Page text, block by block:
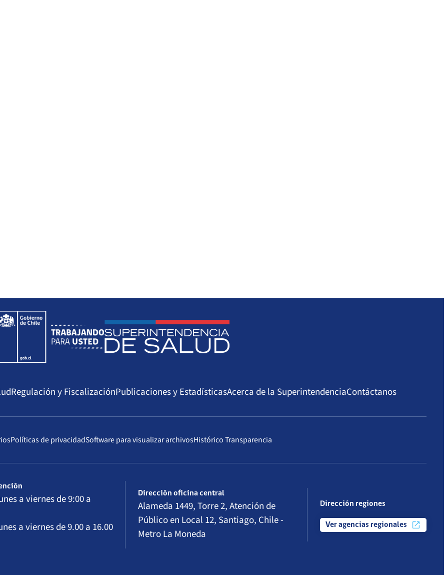
Regulación y FiscalizaciónPublicaciones y EstadísticasAcerca de la SuperintendenciaContáctanos
Políticas de privacidadSoftware para visualizar archivosHistórico Transparencia
a viernes de 9:00 a
a viernes de 9.00 a 16.00
Dirección oficina central
Alameda 1449, Torre 2, Atención de
Público en Local 12, Santiago, Chile -
Metro La Moneda
Dirección regiones
Ver agencias regionales